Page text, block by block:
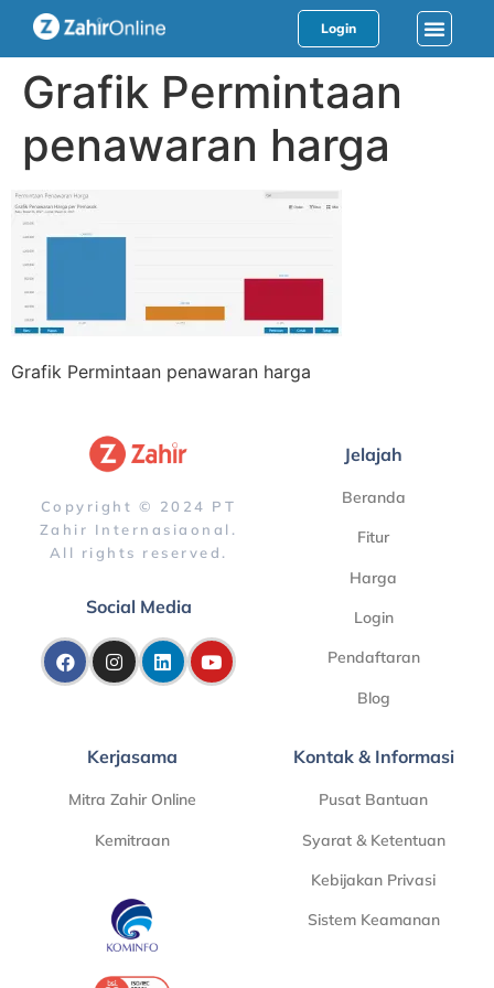
Login
Grafik Permintaan
penawaran harga
Grafik Permintaan penawaran harga
Copyright © 2024 PT
Zahir Internasiaonal.
All rights reserved.
Social Media
Jelajah
Beranda
Fitur
Harga
Login
Pendaftaran
Blog
Kerjasama
Mitra Zahir Online
Kemitraan
Kontak & Informasi
Pusat Bantuan
Syarat & Ketentuan
Kebijakan Privasi
Sistem Keamanan